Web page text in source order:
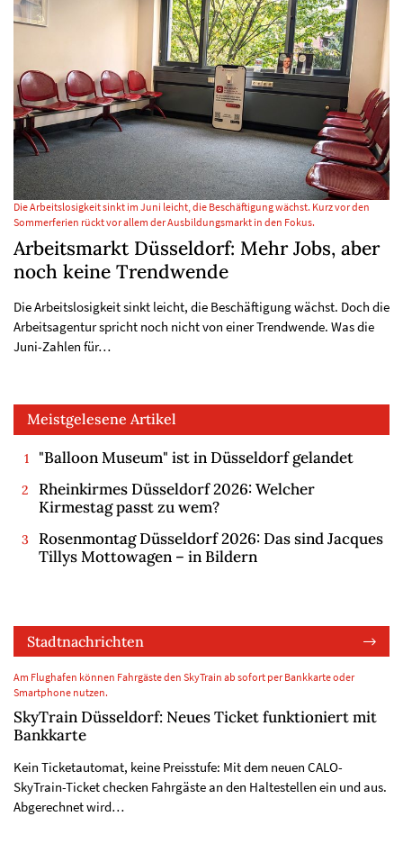
Die Arbeitslosigkeit sinkt im Juni leicht, die Beschäftigung wächst. Kurz vor den
Sommerferien rückt vor allem der Ausbildungsmarkt in den Fokus.
Arbeitsmarkt Düsseldorf: Mehr Jobs, aber
noch keine Trendwende
Die Arbeitslosigkeit sinkt leicht, die Beschäftigung wächst. Doch die
Arbeitsagentur spricht noch nicht von einer Trendwende. Was die
Juni-Zahlen für…
Meistgelesene Artikel
"Balloon Museum" ist in Düsseldorf gelandet
Rheinkirmes Düsseldorf 2026: Welcher
Kirmestag passt zu wem?
Rosenmontag Düsseldorf 2026: Das sind Jacques
Tillys Mottowagen – in Bildern
Stadtnachrichten
Am Flughafen können Fahrgäste den SkyTrain ab sofort per Bankkarte oder
Smartphone nutzen.
SkyTrain Düsseldorf: Neues Ticket funktioniert mit
Bankkarte
Kein Ticketautomat, keine Preisstufe: Mit dem neuen CALO-
SkyTrain-Ticket checken Fahrgäste an den Haltestellen ein und aus.
Abgerechnet wird…